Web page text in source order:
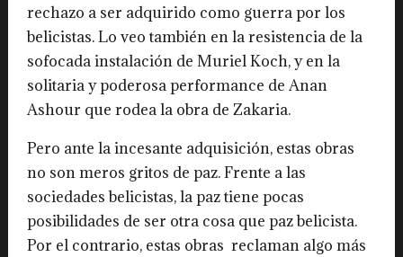
rechazo a ser adquirido como guerra por los
belicistas. Lo veo también en la resistencia de la
sofocada instalación de Muriel Koch, y en la
solitaria y poderosa performance de Anan
Ashour que rodea la obra de Zakaria.
Pero ante la incesante adquisición, estas obras
no son meros gritos de paz. Frente a las
sociedades belicistas, la paz tiene pocas
posibilidades de ser otra cosa que paz belicista.
Por el contrario, estas obras reclaman algo más